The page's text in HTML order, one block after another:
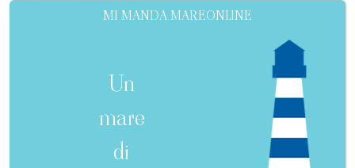
MI MANDA MAREONLINE
Un
mare
di